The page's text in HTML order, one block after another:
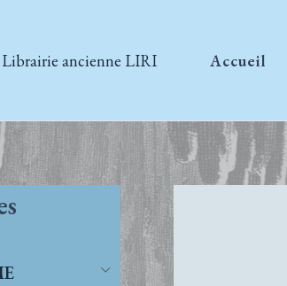
Librairie ancienne LIRI Accueil